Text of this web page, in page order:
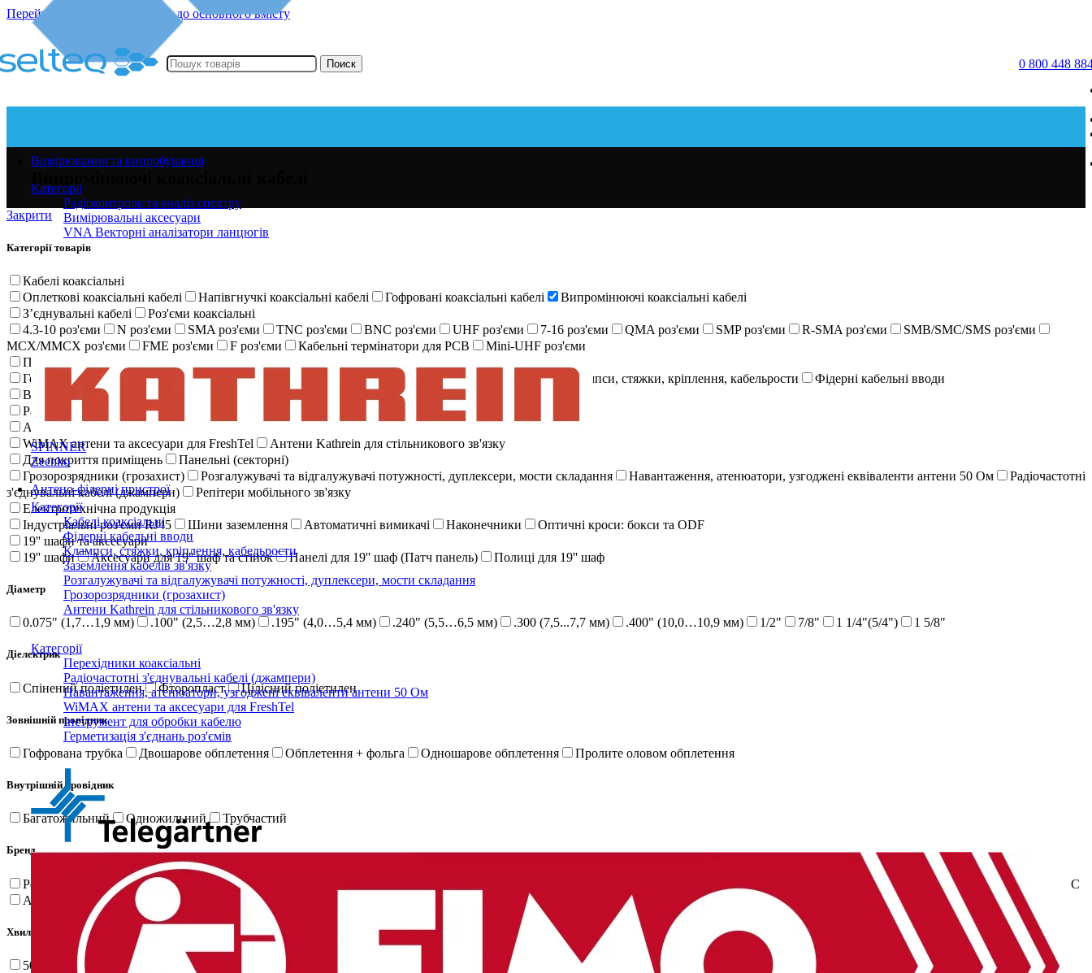
Перейти до навігації Перейти до основного вмісту
Поиск 0 800 448
Вимірювання та випробування
Категорії
Радіоконтроль та аналіз спектру
Вимірювальні аксесуари
VNA Векторні аналізатори ланцюгів
SPINNER
Zeenko
Антено-фідерні пристрої
Категорії
Кабелі коаксіальні
Фідерні кабельні вводи
Клампси, стяжки, кріплення, кабельрости
Заземлення кабелів зв'язку
Розгалужувачі та відгалужувачі потужності, дуплексери, мости складання
Грозорозрядники (грозахист)
Антени Kathrein для стільникового зв'язку
Категорії
Перехідники коаксіальні
Радіочастотні з'єднувальні кабелі (джампери)
Навантаження, атенюатори, узгоджені еквіваленти антени 50 Ом
WiMAX антени та аксесуари для FreshTel
Інструмент для обробки кабелю
Герметизація з'єднань роз'ємів
Закрити
Категорії товарів
Кабелі коаксіальні
Оплеткові коаксіальні кабелі
Напівгнучкі коаксіальні кабелі Гофровані коаксіальні кабелі
Випромінюючі коаксіальні кабелі
Зʼєднувальні кабелі
Роз'єми коаксіальні
4.3-10 роз'єми
N роз'єми SMA роз'єми TNC роз'єми BNC роз'єми UHF роз'єми 7-16 роз'єми QMA роз'єми SMP роз'єми R-SMA роз'єми
SMB/SMC/SMS роз'єми
MCX/MMCX роз'єми
FME роз'єми F роз'єми Кабельні термінатори для PCB
Mini-UHF роз'єми
Перехідники коаксіальні
Герметизація з'єднань роз'ємів
Заземлення кабелів зв'язку Інструмент для обробки кабелю Клампси, стяжки, кріплення, кабельрости
Фідерні кабельні вводи
Вимірювання та випробування
Радіоконтроль та аналіз спектру
Вимірювальні аксесуари
Антено-фідерні пристрої
WiMAX антени та аксесуари для FreshTel
Антени Kathrein для стільникового зв'язку
Для покриття приміщень
Панельні (секторні)
Грозорозрядники (грозахист)
Розгалужувачі та відгалужувачі потужності, дуплексери, мости складання Навантаження, атенюатори, узгоджені еквіваленти антени 50 Ом
Радіочастотні
з'єднувальні кабелі (джампери)
Репітери мобільного зв'язку
Електротехнічна продукція
Індустріальні роз'єми RJ45
Шини заземлення Автоматичні вимикачі Наконечники
Оптичні кроси: бокси та ODF
19'' шафи та аксесуари
19'' шафи
Аксесуари для 19'' шаф та стійок Панелі для 19'' шаф (Патч панель) Полиці для 19'' шаф
Діаметр
0.075" (1,7…1,9 мм) .100" (2,5…2,8 мм) .195" (4,0…5,4 мм) .240" (5,5…6,5 мм) .300 (7,5...7,7 мм) .400" (10,0…10,9 мм) 1/2" 7/8" 1 1/4"(5/4") 1 5/8"
Діелектрик
Спінений поліетилен Фторопласт Цілісний поліетилен
Зовнішній провідник
Гофрована трубка Двошарове обплетення Обплетення + фольга Одношарове обплетення Пролите оловом обплетення
Внутрішній провідник
Багатожильний Одножильний Трубчастий
Бренд
Petacab Prysmian Telegartner 3M Draka Selteq SPINNER
WANHO MFG, LLC
АСКО-УКРЕМ
Weinschel
Хвильовий опір
50 Ом 75 Ом